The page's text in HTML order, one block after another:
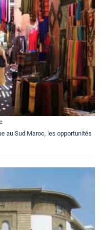
au Sud Maroc, les opportunités